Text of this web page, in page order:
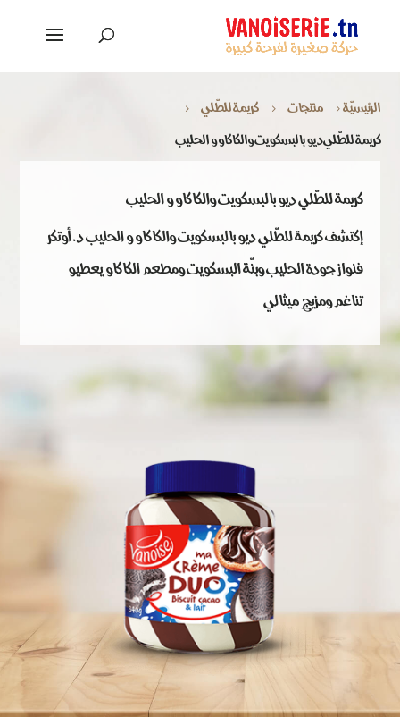
الرئيسيّة 5 منتجات 5 كريمة للطّلي 5
كريمة للطّلي ديو بالبسكويت والكاكاو و الحليب
كريمة للطّلي ديو بالبسكويت والكاكاو و الحليب
إكتشف كريمة للطّلي ديو بالبسكويت والكاكاو و الحليب د. أوتكر
فنواز جودة الحليب وبنّة البسكويت ومطعم الكاكاو يعطيو
تناغم ومزيج ميثالي